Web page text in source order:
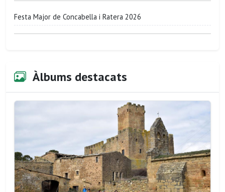
Festa Major de Concabella i Ratera 2026
Àlbums destacats